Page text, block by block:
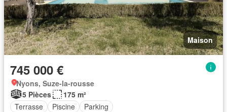
Maison
745 000 €
Nyons, Suze-la-rousse
5 Pièces
175 m²
Terrasse
Piscine Parking